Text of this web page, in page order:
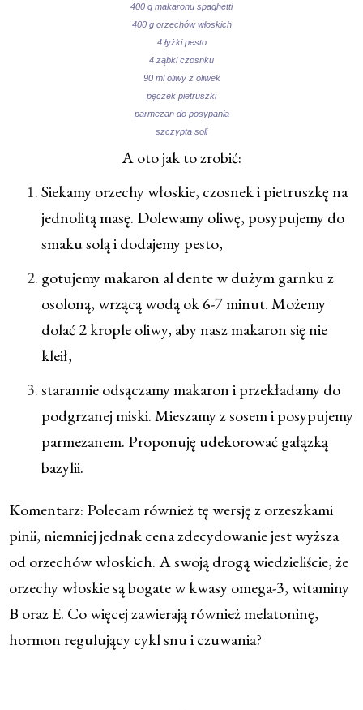
400 g makaronu spaghetti
400 g orzechów włoskich
4 łyżki pesto
4 ząbki czosnku
90 ml oliwy z oliwek
pęczek pietruszki
parmezan do posypania
szczypta soli
A oto jak to zrobić:
Siekamy orzechy włoskie, czosnek i pietruszkę na
jednolitą masę. Dolewamy oliwę, posypujemy do
smaku solą i dodajemy pesto,
gotujemy makaron al dente w dużym garnku z
osoloną, wrzącą wodą ok 6-7 minut. Możemy
dolać 2 krople oliwy, aby nasz makaron się nie
kleił,
starannie odsączamy makaron i przekładamy do
podgrzanej miski. Mieszamy z sosem i posypujemy
parmezanem. Proponuję udekorować gałązką
bazylii.
Komentarz: Polecam również tę wersję z orzeszkami
pinii, niemniej jednak cena zdecydowanie jest wyższa
od orzechów włoskich. A swoją drogą wiedzieliście, że
orzechy włoskie są bogate w kwasy omega-3, witaminy
B oraz E. Co więcej zawierają również melatoninę,
hormon regulujący cykl snu i czuwania?